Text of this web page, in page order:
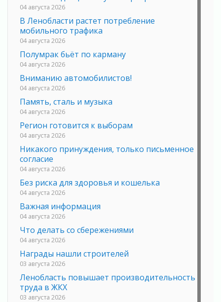
04 августа 2026
В Ленобласти растет потребление
мобильного трафика
04 августа 2026
Полумрак бьёт по карману
04 августа 2026
Вниманию автомобилистов!
04 августа 2026
Память, сталь и музыка
04 августа 2026
Регион готовится к выборам
04 августа 2026
Никакого принуждения, только письменное
согласие
04 августа 2026
Без риска для здоровья и кошелька
04 августа 2026
Важная информация
04 августа 2026
Что делать со сбережениями
04 августа 2026
Награды нашли строителей
03 августа 2026
Ленобласть повышает производительность
труда в ЖКХ
03 августа 2026